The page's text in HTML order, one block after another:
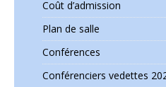
Coût d’admission
Plan de salle
Conférences
Conférenciers vedettes